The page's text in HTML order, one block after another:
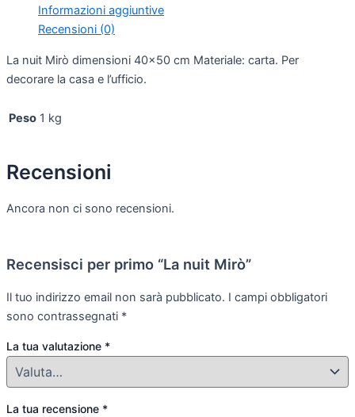
Informazioni aggiuntive
Recensioni (0)
La nuit Mirò dimensioni 40×50 cm Materiale: carta. Per
decorare la casa e l’ufficio.
Peso 1 kg
Recensioni
Ancora non ci sono recensioni.
Recensisci per primo “La nuit Mirò”
Il tuo indirizzo email non sarà pubblicato. I campi obbligatori
sono contrassegnati *
La tua valutazione *
La tua recensione *